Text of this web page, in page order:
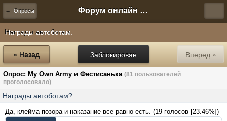
← Опросы Форум онлайн игры "Новая Эра" (Нюра Биз)
Награды автоботам.
Заблокирован
« Назад Вперед »
Опрос: My Own Army и Фестисанька (81 пользователей
проголосовало)
Награды автоботам?
Да, клейма позора и наказание все равно есть. (19 голосов [23.46%])